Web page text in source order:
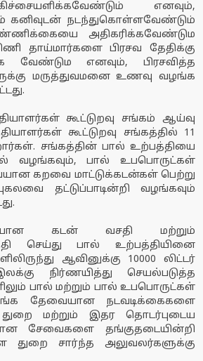
எனவும்,
கனிவுடன் நடந்துகொள்ளவேண்டும்
அதிகரிக்கவேண்டும
தாய்மார்களை பிரசவ தேதிக்கு
வேண்டும எனவும், பிரசவித்த
மருத்துவமனை உணவு வழங்க
கூட்டுறவு சங்கம் ஆய்வு
கூட்டுறவு சங்கத்தில் 11
சங்கத்தின் பால் உற்பத்தியை
வழங்கவும், பால் உபபொருட்கள்
கறவை மாட்டுக்கடன்கள் பெற்று
தட்டுப்பாடின்றி வழங்கவும்
கடன் வசதி மற்றும்
செய்து பால் உற்பத்தியினை
ஆவினுக்கு 10000 லிட்டர்
நிர்ணயித்து செயல்படுத்த
பால் மற்றும் பால் உபபொருட்கள்
தேவையான நடவடிக்கைகளை
மற்றும் இதர தொடர்புடைய
சேவைகளை தங்குதடையின்றி
சார்ந்த அலுவலர்களுக்கு